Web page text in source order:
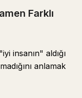
Farklı
insanın" aldığı
anlamak